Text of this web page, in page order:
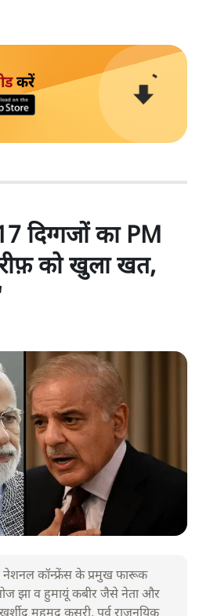
करें
दिग्गजों का PM
को खुला खत,
नेशनल कॉन्फ्रेंस के प्रमुख फारूक
झा व हुमायूं कबीर जैसे नेता और